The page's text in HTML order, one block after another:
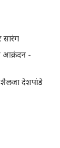
सारंग
आक्रंदन -
देशपांडे